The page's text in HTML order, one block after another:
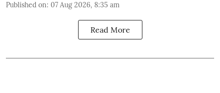
Published on: 07 Aug 2026, 8:35 am
Read More